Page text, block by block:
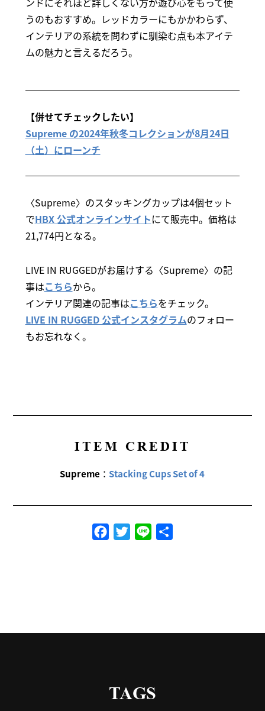
うのもおすすめ。レッドカラーにもかかわらず、
インテリアの系統を問わずに馴染む点も本アイテ
ムの魅力と言えるだろう。
【併せてチェックしたい】
Supreme の2024年秋冬コレクションが8月24日
（土）にローンチ
〈Supreme〉のスタッキングカップは4個セット
でHBX 公式オンラインサイトにて販売中。価格は
21,774円となる。
LIVE IN RUGGEDがお届けする〈Supreme〉の記
事はこちらから。
インテリア関連の記事はこちらをチェック。
LIVE IN RUGGED 公式インスタグラムのフォロー
もお忘れなく。
ITEM CREDIT
Supreme ： Stacking Cups Set of 4
FacebookTwitterLine
TAGS